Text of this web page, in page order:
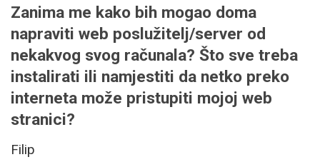
Zanima me kako bih mogao doma
napraviti web poslužitelj/server od
nekakvog svog računala? Što sve treba
instalirati ili namjestiti da netko preko
interneta može pristupiti mojoj web
stranici?
Filip